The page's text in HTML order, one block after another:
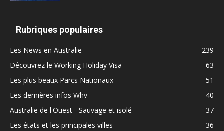
Rubriques populaires
Les News en Australie
239
Découvrez le Working Holiday Visa
63
Les plus beaux Parcs Nationaux
51
Les dernières infos Whv
40
Australie de l'Ouest - Sauvage et isolé
37
Les états et les principales villes
36